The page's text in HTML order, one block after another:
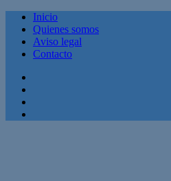
Inicio
Quienes somos
Aviso legal
Contacto